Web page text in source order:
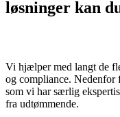
løsninger kan
Vi hjælper med langt de
og compliance. Nedenfor
som vi har særlig
fra udtømmende.